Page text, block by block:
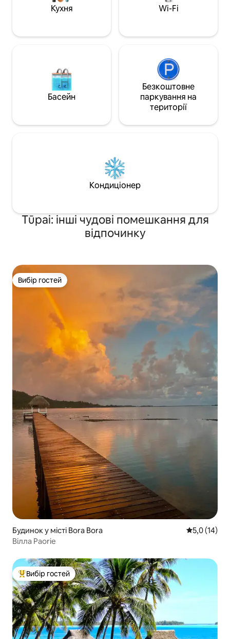
страхування
Кухня Wi-Fi
Басейн
Безкоштовне
паркування на
території
Кондиціонер
Tūpai: інші чудові помешкання для
відпочинку
Вибір гостей
Вибір гостей
Будинок у місті Bora Bora Середня
5,0 (14)
Вілла Paorie
Топ вибір гостей
Вибір гостей